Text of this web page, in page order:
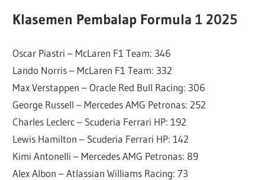
Klasemen Pembalap Formula 1 2025
Oscar Piastri – McLaren F1 Team: 346
Lando Norris – McLaren F1 Team: 332
Max Verstappen – Oracle Red Bull Racing: 306
George Russell – Mercedes AMG Petronas: 252
Charles Leclerc – Scuderia Ferrari HP: 192
Lewis Hamilton – Scuderia Ferrari HP: 142
Kimi Antonelli – Mercedes AMG Petronas: 89
Alex Albon – Atlassian Williams Racing: 73